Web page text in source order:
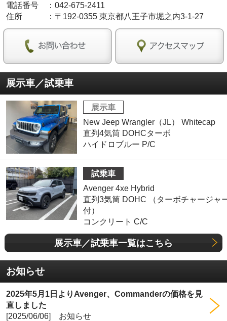
電話番号
： 042-675-2411
住所
： 〒192-0355 東京都八王子市堀之内3-1-27
展示車／試乗車
展示車
New Jeep Wrangler（JL） Whitecap
直列4気筒 DOHCターボ
ハイドロブルー P/C
試乗車
Avenger 4xe Hybrid
直列3気筒 DOHC （ターボチャージャ
付）
コンクリート C/C
展示車／試乗車一覧はこちら
お知らせ
2025年5月1日よりAvenger、Commanderの価格を見
直しました
[2025/06/06] お知らせ